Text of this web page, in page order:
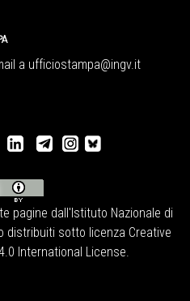
a ufficiostampa@ingv.it
pagine dall' Istituto Nazionale di
distribuiti sotto licenza Creative
International License.